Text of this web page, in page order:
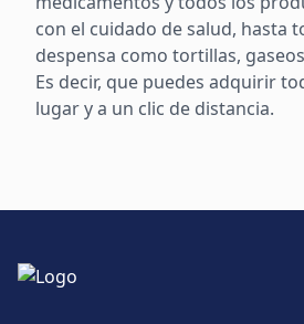
con el cuidado de salud, hasta
despensa como tortillas,
Es decir, que puedes adquirir
lugar y a un clic de distancia.